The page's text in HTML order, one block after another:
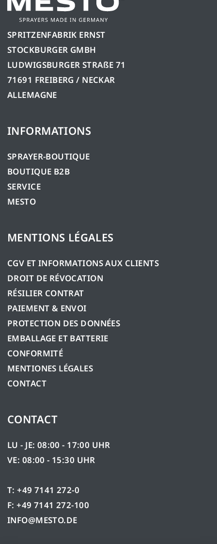
SPRITZENFABRIK ERNST
STOCKBURGER GMBH
LUDWIGSBURGER STRAßE 71
71691 FREIBERG / NECKAR
ALLEMAGNE
INFORMATIONS
SPRAYER-BOUTIQUE
BOUTIQUE B2B
SERVICE
MESTO
MENTIONS LÉGALES
CGV ET INFORMATIONS AUX CLIENTS
DROIT DE RÉVOCATION
RÉSILIER CONTRAT
PAIEMENT & ENVOI
PROTECTION DES DONNÉES
EMBALLAGE ET BATTERIE
CONFORMITÉ
MENTIONES LÉGALES
CONTACT
CONTACT
LU - JE: 08:00 - 17:00 UHR
VE: 08:00 - 15:30 UHR
T: +49 7141 272-0
F: +49 7141 272-100
INFO@MESTO.DE